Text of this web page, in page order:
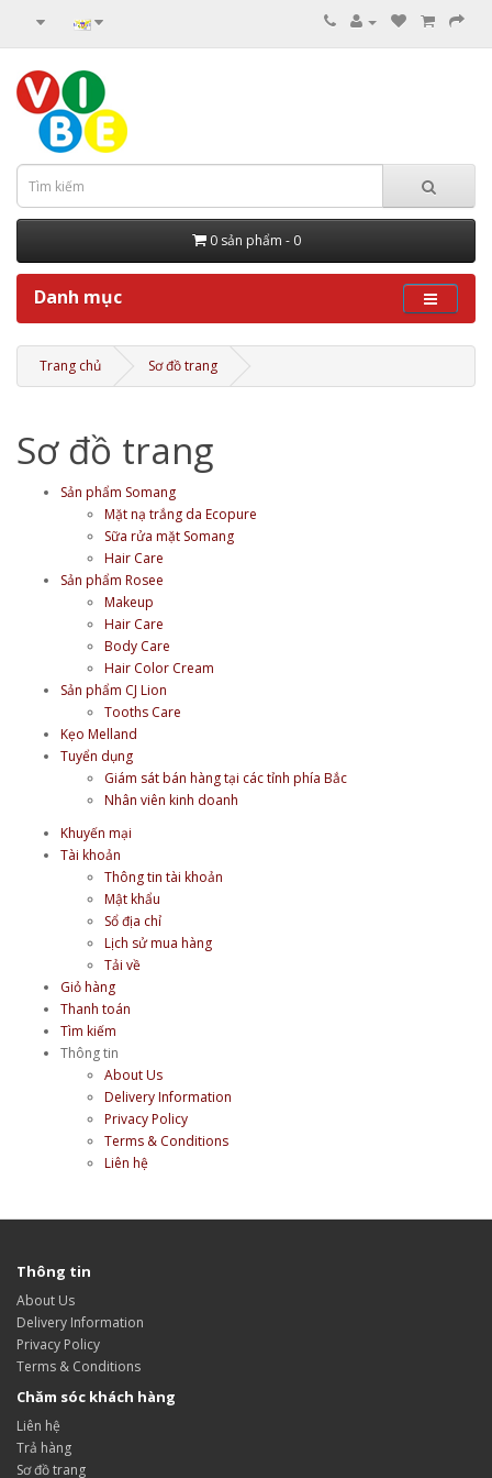
0 sản phẩm - 0
Danh mục
Trang chủ Sơ đồ trang
Sơ đồ trang
Sản phẩm Somang
Mặt nạ trắng da Ecopure
Sữa rửa mặt Somang
Hair Care
Sản phẩm Rosee
Makeup
Hair Care
Body Care
Hair Color Cream
Sản phẩm CJ Lion
Tooths Care
Kẹo Melland
Tuyển dụng
Giám sát bán hàng tại các tỉnh phía Bắc
Nhân viên kinh doanh
Khuyến mại
Tài khoản
Thông tin tài khoản
Mật khẩu
Sổ địa chỉ
Lịch sử mua hàng
Tải về
Giỏ hàng
Thanh toán
Tìm kiếm
Thông tin
About Us
Delivery Information
Privacy Policy
Terms & Conditions
Liên hệ
Thông tin
About Us
Delivery Information
Privacy Policy
Terms & Conditions
Chăm sóc khách hàng
Liên hệ
Trả hàng
Sơ đồ trang